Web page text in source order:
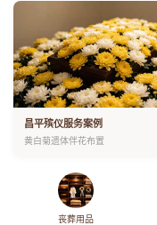
昌平殡仪服务案例
黄白菊遗体伴花布置
丧葬用品